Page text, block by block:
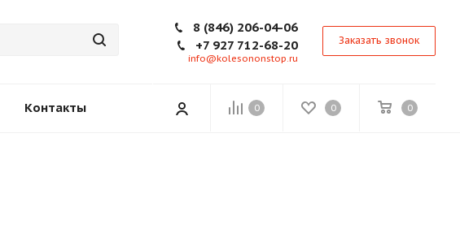
8 (846) 206-04-06
+7 927 712-68-20
info@kolesononstop.ru
Заказать звонок
0 0 0
Контакты